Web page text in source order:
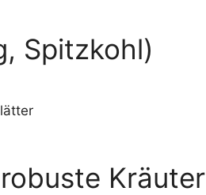
Spitzkohl)
Kräuter